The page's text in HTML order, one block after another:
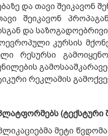
და თავი შეიკავონ
შეიკავონ
და
კურსის
რესურსი
რეკლამის
(ტექსტური
მეტი